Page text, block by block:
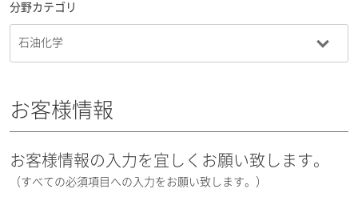
分野カテゴリ
お客様情報
お客様情報の入力を宜しくお願い致します。
（すべての必須項目への入力をお願い致します。）